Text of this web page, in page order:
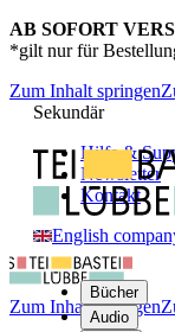
AB SOFORT
*gilt nur für
Zum Inhalt springen
Sekundär
Hilfe &
Newsletter
Kontakt
English
Bücher
Audio
Zum Inhalt springen